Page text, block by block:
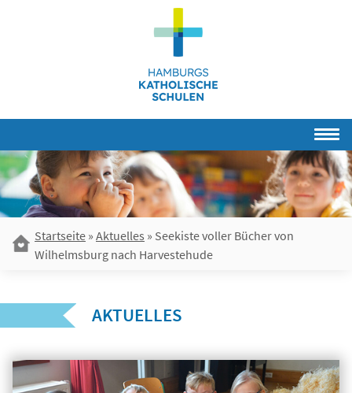
Startseite » Aktuelles » Seekiste voller Bücher von
Wilhelmsburg nach Harvestehude
AKTUELLES